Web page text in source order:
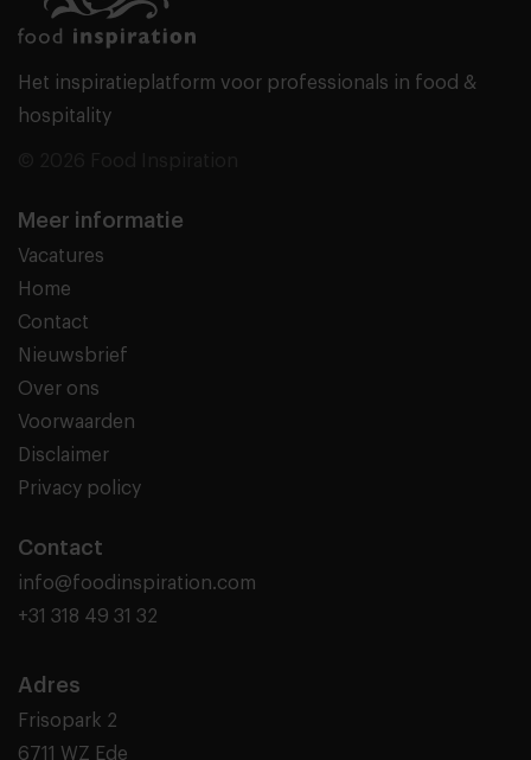
Het inspiratieplatform voor professionals in food &
hospitality
Meer informatie
Vacatures
Home
Contact
Nieuwsbrief
Over ons
Voorwaarden
Disclaimer
Privacy policy
Contact
info@foodinspiration.com
+31 318 49 31 32
Adres
Frisopark 2
6711 WZ Ede